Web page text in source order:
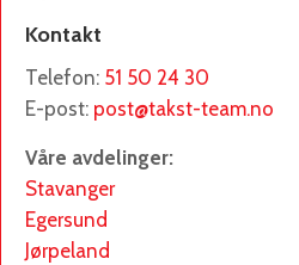
Kontakt
Telefon: 51 50 24 30
E-post: post@takst-team.no
Våre avdelinger:
Stavanger
Egersund
Jørpeland